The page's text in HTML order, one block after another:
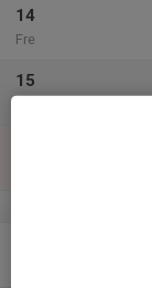
14
Fre
15